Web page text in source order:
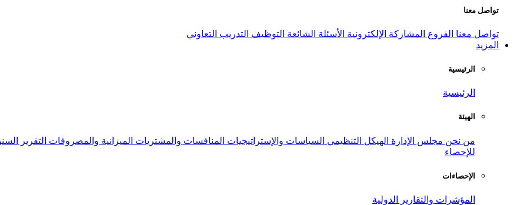
تواصل معنا
تواصل معنا الفروع المشاركة الإلكترونية الأسئلة الشائعة التوظيف التدريب التعاوني
المزيد
الرئيسية
الرئيسية
الهيئة
من نحن مجلس الإدارة الهيكل التنظيمي السياسات والإستراتيجيات المنافسات والمشتريات الميزانية والمصروفات التقرير
للإحصاء
الإحصاءات
المؤشرات والتقارير الدولية